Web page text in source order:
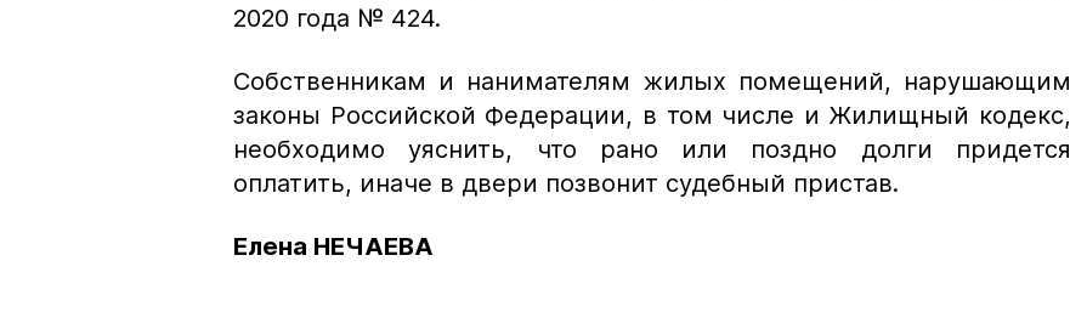
2020 года № 424.
Собственникам и нанимателям жилых помещений, нарушающим
законы Российской Федерации, в том числе и Жилищный кодекс,
необходимо уяснить, что рано или поздно долги придется
оплатить, иначе в двери позвонит судебный пристав.
Елена НЕЧАЕВА